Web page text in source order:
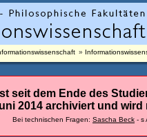
seit dem Ende des
2014 archiviert und
Bei technischen Fragen: Sascha Beck - s